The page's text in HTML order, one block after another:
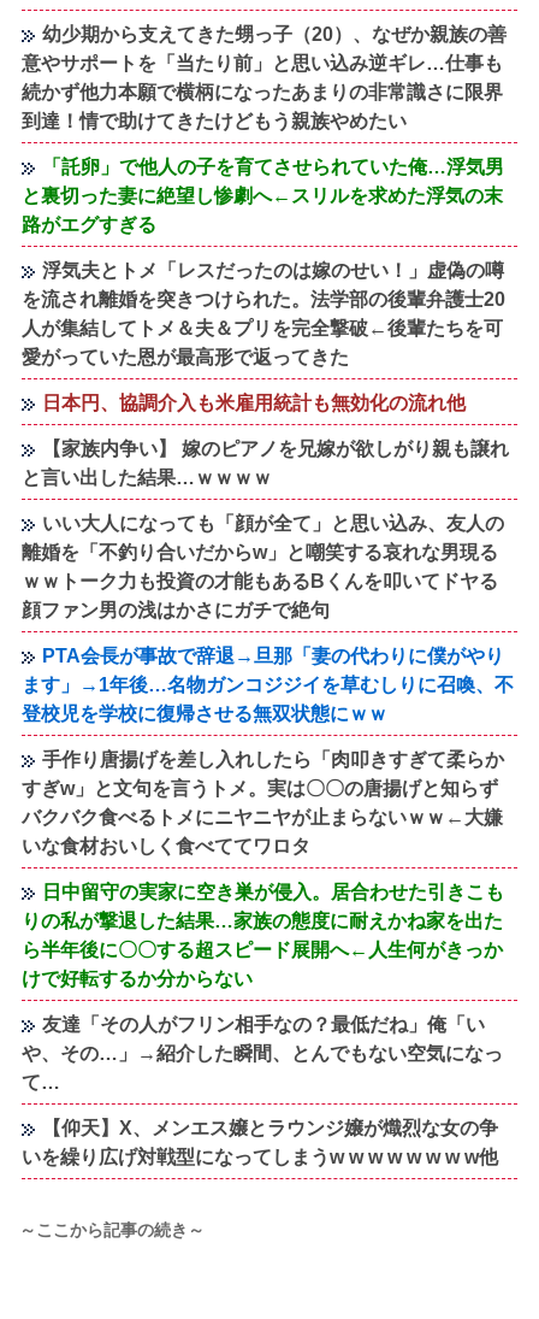
幼少期から支えてきた甥っ子（20）、なぜか親族の善
意やサポートを「当たり前」と思い込み逆ギレ…仕事も
続かず他力本願で横柄になったあまりの非常識さに限界
到達！情で助けてきたけどもう親族やめたい
「託卵」で他人の子を育てさせられていた俺…浮気男
と裏切った妻に絶望し惨劇へ←スリルを求めた浮気の末
路がエグすぎる
浮気夫とトメ「レスだったのは嫁のせい！」虚偽の噂
を流され離婚を突きつけられた。法学部の後輩弁護士20
人が集結してトメ＆夫＆プリを完全撃破←後輩たちを可
愛がっていた恩が最高形で返ってきた
日本円、協調介入も米雇用統計も無効化の流れ他
【家族内争い】 嫁のピアノを兄嫁が欲しがり親も譲れ
と言い出した結果…ｗｗｗｗ
いい大人になっても「顔が全て」と思い込み、友人の
離婚を「不釣り合いだからw」と嘲笑する哀れな男現る
ｗｗトーク力も投資の才能もあるBくんを叩いてドヤる
顔ファン男の浅はかさにガチで絶句
PTA会長が事故で辞退→旦那「妻の代わりに僕がやり
ます」→1年後…名物ガンコジジイを草むしりに召喚、不
登校児を学校に復帰させる無双状態にｗｗ
手作り唐揚げを差し入れしたら「肉叩きすぎて柔らか
すぎw」と文句を言うトメ。実は〇〇の唐揚げと知らず
バクバク食べるトメにニヤニヤが止まらないｗｗ←大嫌
いな食材おいしく食べててワロタ
日中留守の実家に空き巣が侵入。居合わせた引きこも
りの私が撃退した結果…家族の態度に耐えかね家を出た
ら半年後に〇〇する超スピード展開へ←人生何がきっか
けで好転するか分からない
友達「その人がフリン相手なの？最低だね」俺「い
や、その…」→紹介した瞬間、とんでもない空気になっ
て…
【仰天】X、メンエス嬢とラウンジ嬢が熾烈な女の争
いを繰り広げ対戦型になってしまうw w w w w w w w他
～ここから記事の続き～